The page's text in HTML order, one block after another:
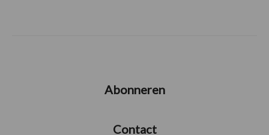
Abonneren
Contact